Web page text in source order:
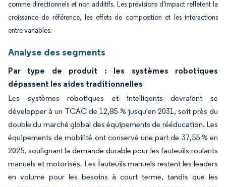
comme directionnels et non additifs. Les prévisions d'impact reflètent la
croissance de référence, les effets de composition et les interactions
entre variables.
Analyse des segments
Par type de produit : les systèmes robotiques
dépassent les aides traditionnelles
Les systèmes robotiques et intelligents devraient se
développer à un TCAC de 12,85 % jusqu'en 2031, soit près du
double du marché global des équipements de rééducation. Les
équipements de mobilité ont conservé une part de 37,55 % en
2025, soulignant la demande durable pour les fauteuils roulants
manuels et motorisés. Les fauteuils manuels restent les leaders
en volume pour les besoins à court terme, tandis que les